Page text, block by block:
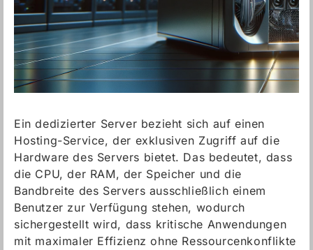
Ein dedizierter Server bezieht sich auf einen
Hosting-Service, der exklusiven Zugriff auf die
Hardware des Servers bietet. Das bedeutet, dass
die CPU, der RAM, der Speicher und die
Bandbreite des Servers ausschließlich einem
Benutzer zur Verfügung stehen, wodurch
sichergestellt wird, dass kritische Anwendungen
mit maximaler Effizienz ohne Ressourcenkonflikte